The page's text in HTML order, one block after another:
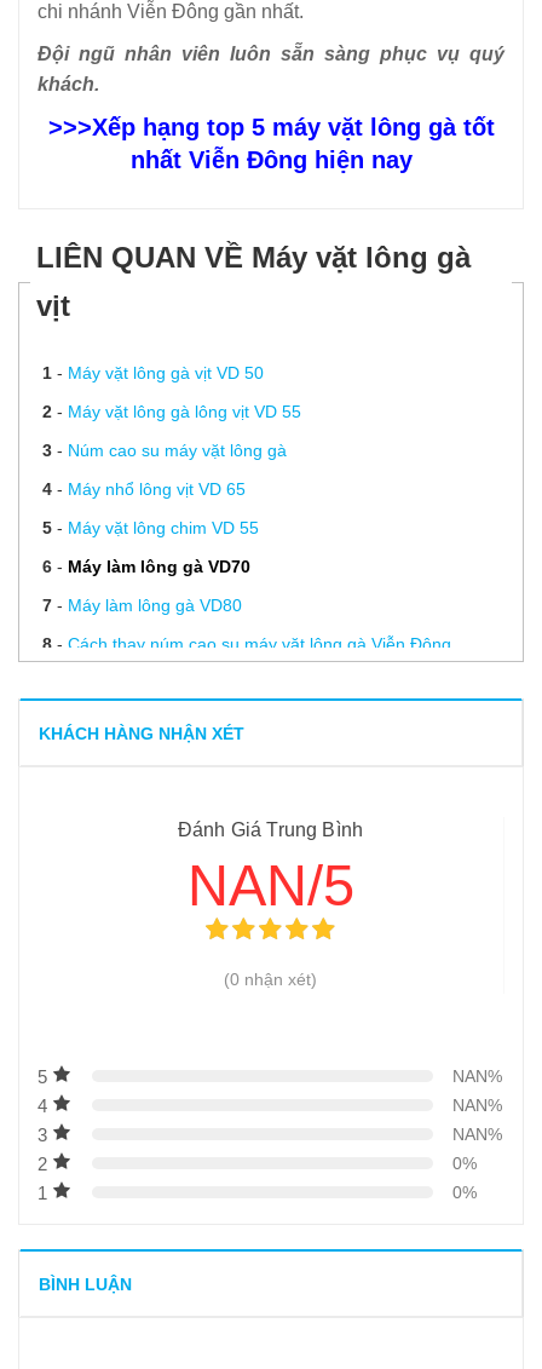
chi nhánh Viễn Đông gần nhất.
Đội ngũ nhân viên luôn sẵn sàng phục vụ quý
khách.
>>>Xếp hạng top 5 máy vặt lông gà tốt
nhất Viễn Đông hiện nay
LIÊN QUAN VỀ Máy vặt lông gà
vịt
1- Máy vặt lông gà vịt VD 50
2- Máy vặt lông gà lông vịt VD 55
3- Núm cao su máy vặt lông gà
4- Máy nhổ lông vịt VD 65
5- Máy vặt lông chim VD 55
6- Máy làm lông gà VD70
7- Máy làm lông gà VD80
8- Cách thay núm cao su máy vặt lông gà Viễn Đông
dẫn đầy đủ nhất
Những hiện tượng khi vặt lông gà không đúng cách
Máy vặt lông gà giá bao nhiêu
KHÁCH HÀNG NHẬN XÉT
Đánh Giá Trung Bình
NAN/5
(0 nhận xét)
5 NAN%
4 NAN%
3 NAN%
2 0%
1 0%
BÌNH LUẬN